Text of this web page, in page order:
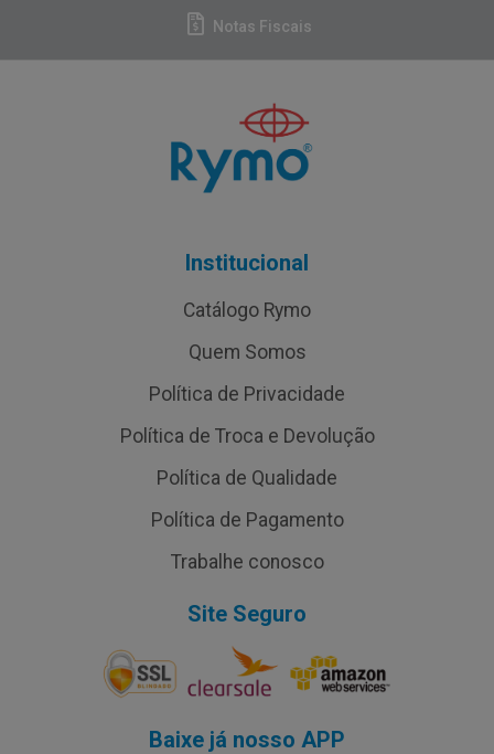
Notas Fiscais
Institucional
Catálogo Rymo
Quem Somos
Política de Privacidade
Política de Troca e Devolução
Política de Qualidade
Política de Pagamento
Trabalhe conosco
Site Seguro
Baixe já nosso APP